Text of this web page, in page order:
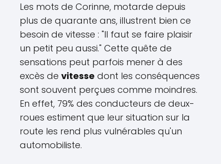
Les mots de Corinne, motarde depuis
plus de quarante ans, illustrent bien ce
besoin de vitesse : "Il faut se faire plaisir
un petit peu aussi." Cette quête de
sensations peut parfois mener à des
excès de vitesse dont les conséquences
sont souvent perçues comme moindres.
En effet, 79% des conducteurs de deux-
roues estiment que leur situation sur la
route les rend plus vulnérables qu'un
automobiliste.